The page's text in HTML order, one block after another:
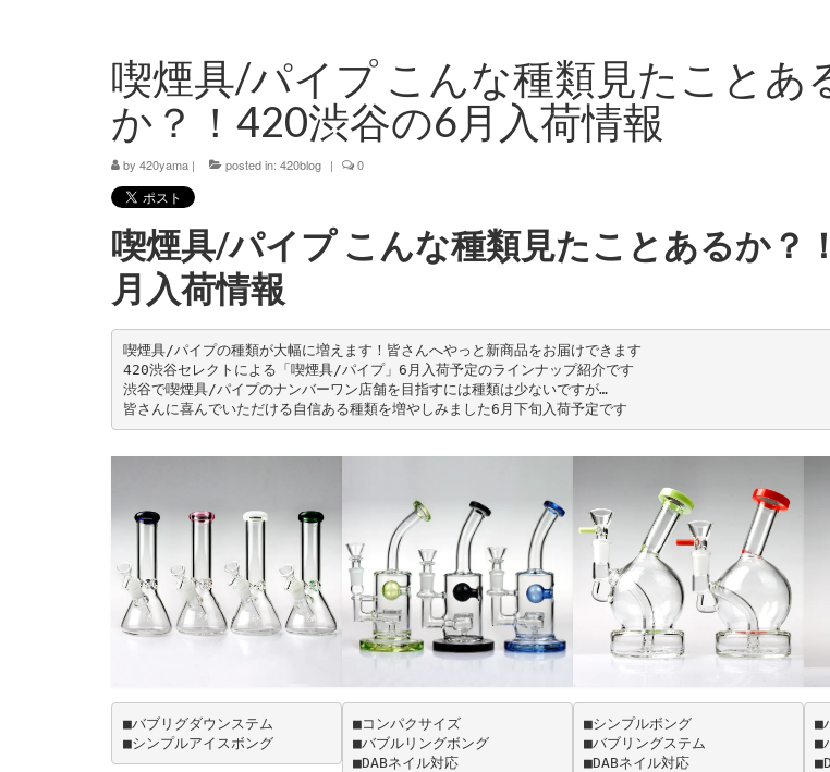
喫煙具/パイプ こんな種類見たことあ
か？！420渋谷の6月入荷情報
by 420yama | posted in: 420blog | 0
喫煙具/パイプ こんな種類見たことあるか？
月入荷情報
喫煙具/パイプの種類が大幅に増えます！皆さんへやっと新商品をお届けできます
420渋谷セレクトによる「喫煙具/パイプ」6月入荷予定のラインナップ紹介です
渋谷で喫煙具/パイプのナンバーワン店舗を目指すには種類は少ないですが…
皆さんに喜んでいただける自信ある種類を増やしみました6月下旬入荷予定です
■バブリグダウンステム
■シンプルアイスボング
■コンパクサイズ
■バブルリングボング
■DABネイル対応
■シンプルボング
■バブリングステム
■DABネイル対応
■
■